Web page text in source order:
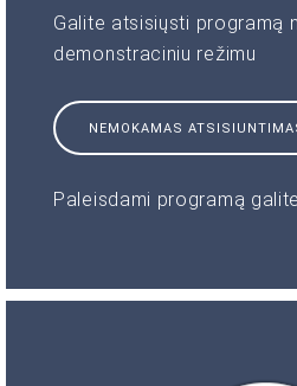
Galite atsisiųsti programą
demonstraciniu režimu
NEMOKAMAS
Paleisdami programą